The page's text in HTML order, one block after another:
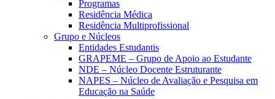
Programas
Residência Médica
Residência Multiprofissional
Grupo e Núcleos
Entidades Estudantis
GRAPEME – Grupo de Apoio ao Estudante
NDE – Núcleo Docente Estruturante
NAPES – Núcleo de Avaliação e Pesquisa em
Educação na Saúde